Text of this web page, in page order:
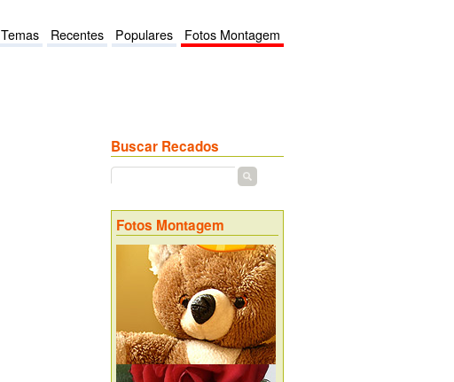
Temas Recentes Populares Fotos Montagem
Buscar Recados
Fotos Montagem